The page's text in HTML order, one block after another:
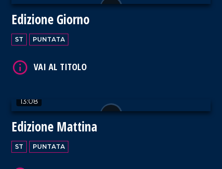
Edizione Giorno
ST PUNTATA
13:08
Edizione Mattina
ST PUNTATA